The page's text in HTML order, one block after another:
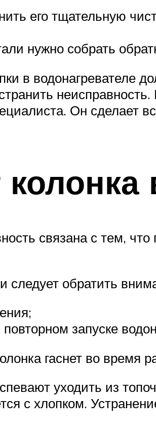
его тщательную
нужно собрать
в водонагревателе
Он сделает
связана с тем, что
следует обратить
запуске
гаснет во время
уходить из
с хлопком.